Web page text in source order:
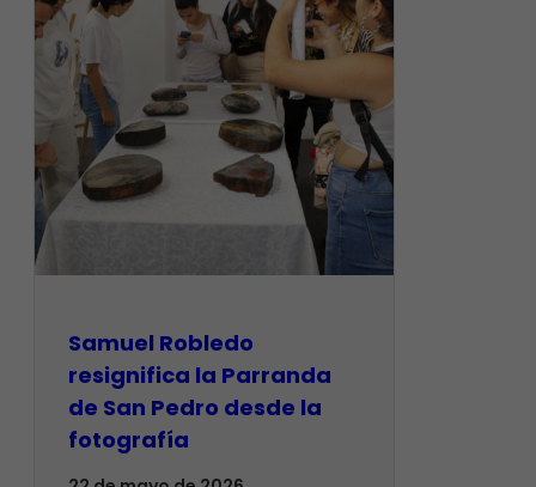
Samuel Robledo
resignifica la Parranda
de San Pedro desde la
fotografía